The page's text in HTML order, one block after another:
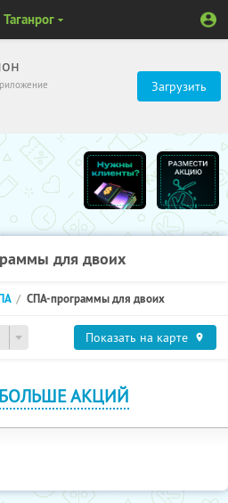
Загрузить
Таганрог
для двоих
СПА-программы для двоих
Показать на карте
АКЦИЙ